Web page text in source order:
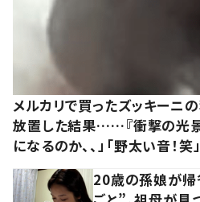
メルカリで買ったズッキーニ
放置した結果……『衝撃の光景
になるのか、、」「野太い音！笑」
20歳の孫娘が帰